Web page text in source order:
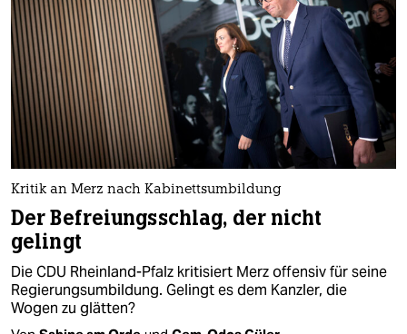
Kritik an Merz nach Kabinettsumbildung
Der Befreiungsschlag, der nicht
gelingt
Die CDU Rheinland-Pfalz kritisiert Merz offensiv für seine
Regierungsumbildung. Gelingt es dem Kanzler, die
Wogen zu glätten?